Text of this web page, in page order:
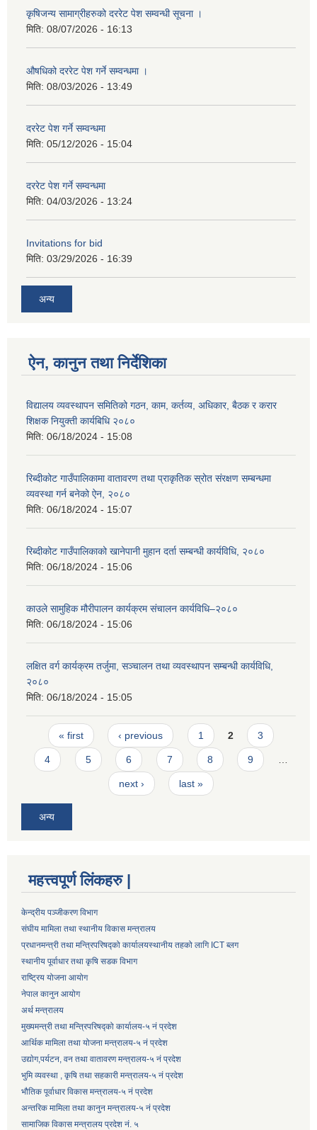
कृषिजन्य सामाग्रीहरुको दररेट पेश सम्वन्धी सूचना ।
मिति: 08/07/2026 - 16:13
औषधिको दररेट पेश गर्ने सम्वन्धमा ।
मिति: 08/03/2026 - 13:49
दररेट पेश गर्ने सम्वन्धमा
मिति: 05/12/2026 - 15:04
दररेट पेश गर्ने सम्वन्धमा
मिति: 04/03/2026 - 13:24
Invitations for bid
मिति: 03/29/2026 - 16:39
अन्य
ऐन, कानुन तथा निर्देशिका
विद्यालय व्यवस्थापन समितिको गठन, काम, कर्तव्य, अधिकार, बैठक र करार
शिक्षक नियुक्ती कार्यबिधि २०८०
मिति: 06/18/2024 - 15:08
रिब्दीकोट गाउँपालिकामा वातावरण तथा प्राकृतिक स्रोत संरक्षण सम्बन्धमा
व्यवस्था गर्न बनेको ऐन, २०८०
मिति: 06/18/2024 - 15:07
रिब्दीकोट गाउँपालिकाको खानेपानी मुहान दर्ता सम्बन्धी कार्यविधि, २०८०
मिति: 06/18/2024 - 15:06
काउले सामुहिक मौरीपालन कार्यक्रम संचालन कार्यविधि–२०८०
मिति: 06/18/2024 - 15:06
लक्षित वर्ग कार्यक्रम तर्जुमा, सञ्चालन तथा व्यवस्थापन सम्बन्धी कार्यविधि,
२०८०
मिति: 06/18/2024 - 15:05
Pages
« first ‹ previous 1 2 3
4 5 6 7 8 9 …
next › last »
अन्य
महत्त्वपूर्ण लिंकहरु |
केन्द्रीय पञ्जीकरण विभाग
संघीय मामिला तथा स्थानीय विकास मन्त्रालय
प्रधानमन्त्री तथा मन्त्रिपरिषद्को कार्यालयस्थानीय तहको लागि ICT ब्लग
स्थानीय पूर्वाधार तथा कृषि सडक विभाग
राष्ट्रिय योजना आयोग
नेपाल कानुन आयोग
अर्थ मन्त्रालय
मुख्यमन्त्री तथा मन्त्रिपरिषद्को कार्यालय-५ नं प्रदेश
आर्थिक मामिला तथा योजना मन्त्रालय-५ नं प्रदेश
उद्याेग,पर्यटन, वन तथा वातावरण मन्त्रालय-५ नं प्रदेश
भुमि व्यवस्था , कृषि तथा सहकारी मन्त्रालय-५ नं प्रदेश
भौतिक पूर्वाधार विकास मन्त्रालय-५ नं प्रदेश
अन्तरिक मामिला तथा कानुन मन्त्रालय-५ नं प्रदेश
सामाजिक विकास मन्त्रालय प्रदेश नं. ५